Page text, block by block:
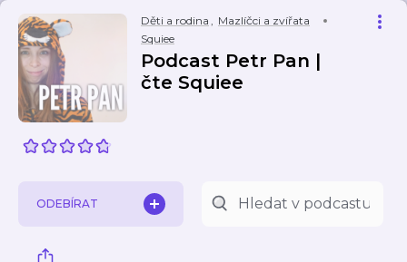
Děti a rodina , Mazlíčci a zvířata
Squiee
Podcast Petr Pan |
čte Squiee
ODEBÍRAT